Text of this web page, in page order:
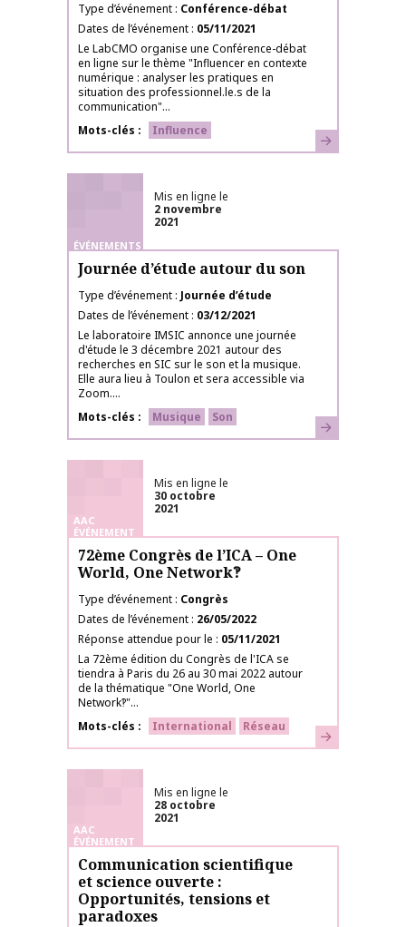
Type d’événement Conférence-débat
Dates de l’événement 05/11/2021
Le LabCMO organise une Conférence-débat
en ligne sur le thème "Influencer en contexte
numérique : analyser les pratiques en
situation des professionnel.le.s de la
communication"...
Mots-clés
Influence En savoir plus
ÉVÉNEMENTS
Mis en ligne le
2 novembre
2021
Journée d’étude autour du son
Type d’événement Journée d’étude
Dates de l’événement 03/12/2021
Le laboratoire IMSIC annonce une journée
d'étude le 3 décembre 2021 autour des
recherches en SIC sur le son et la musique.
Elle aura lieu à Toulon et sera accessible via
Zoom....
Mots-clés
Musique Son En savoir plus
AAC
ÉVÉNEMENT
Mis en ligne le
30 octobre
2021
72ème Congrès de l’ICA – One
World, One Network‽
Type d’événement Congrès
Dates de l’événement 26/05/2022
Réponse attendue pour le
05/11/2021
La 72ème édition du Congrès de l'ICA se
tiendra à Paris du 26 au 30 mai 2022 autour
de la thématique "One World, One
Network‽"...
Mots-clés
International Réseau En savoir plus
AAC
ÉVÉNEMENT
Mis en ligne le
28 octobre
2021
Communication scientifique
et science ouverte :
Opportunités, tensions et
paradoxes